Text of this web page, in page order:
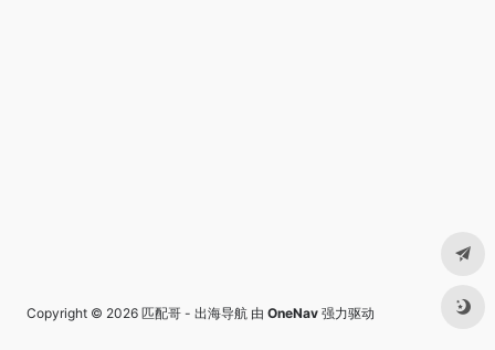
Copyright © 2026 匹配哥 - 出海导航 由 OneNav 强力驱动